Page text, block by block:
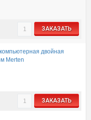
ЗАКАЗАТЬ
двойная
Merten
ЗАКАЗАТЬ